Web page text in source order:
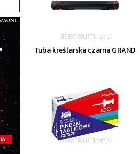
Tuba kreślarska czarna GRAND